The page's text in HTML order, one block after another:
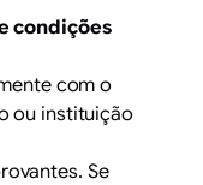
condições
com o
ou instituição
Se